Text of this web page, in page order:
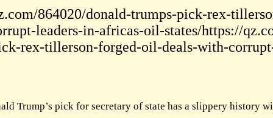
https://
with-
trumps-pick-
Donald